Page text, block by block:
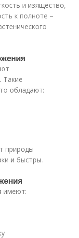
и изящество,
к полноте –
Такие
обладают:
природы
и быстры.
имеют: